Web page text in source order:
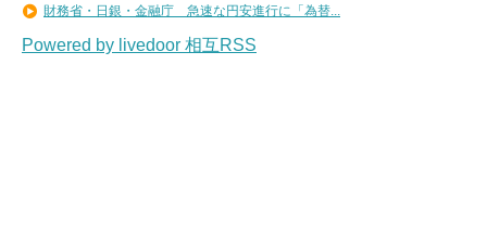
財務省・日銀・金融庁 急速な円安進行に「為替...
Powered by livedoor 相互RSS